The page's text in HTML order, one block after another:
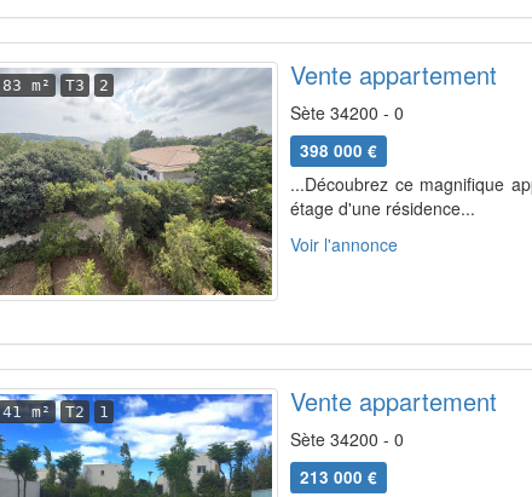
83 m² T3 2 Vente appartement
Sète 34200 - 0
398 000 €
...Découbrez ce magnifique
étage d'une résidence...
Voir l'annonce
41 m² T2 1 Vente appartement
Sète 34200 - 0
213 000 €